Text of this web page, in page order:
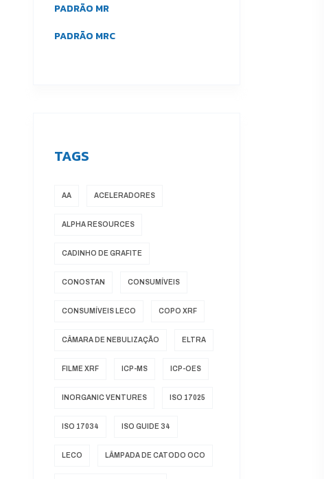
PADRÃO MR
PADRÃO MRC
TAGS
AA ACELERADORES
ALPHA RESOURCES
CADINHO DE GRAFITE
CONOSTAN CONSUMÍVEIS
CONSUMÍVEIS LECO COPO XRF
CÂMARA DE NEBULIZAÇÃO ELTRA
FILME XRF ICP-MS ICP-OES
INORGANIC VENTURES ISO 17025
ISO 17034 ISO GUIDE 34
LECO LÂMPADA DE CATODO OCO